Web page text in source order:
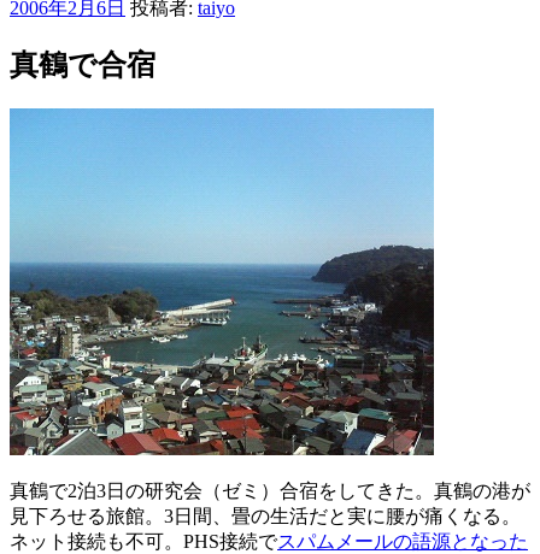
投
日:
2006年2月6日 投稿者: taiyo
真鶴で合宿
真鶴で2泊3日の研究会（ゼミ）合宿をしてきた。真鶴の港が
見下ろせる旅館。3日間、畳の生活だと実に腰が痛くなる。
ネット接続も不可。PHS接続でスパムメールの語源となった